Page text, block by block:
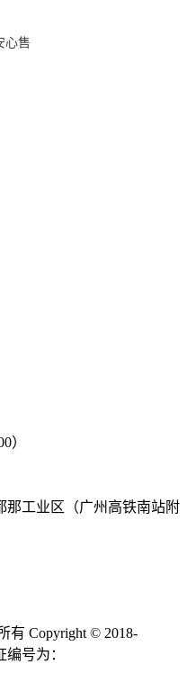
心售
）
那工业区（广州高铁南站附
有 Copyright © 2018-
编号为：